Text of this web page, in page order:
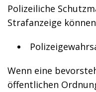
Polizeiliche
Strafanzeige
Wenn eine
öffentlichen